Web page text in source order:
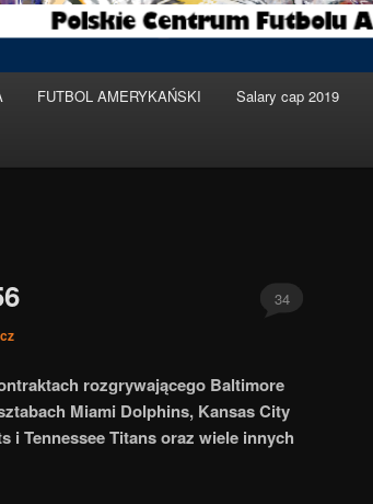
FUTBOL AMERYKAŃSKI Salary cap 2019
34
rozgrywającego Baltimore
Miami Dolphins, Kansas City
i Tennessee Titans oraz wiele innych